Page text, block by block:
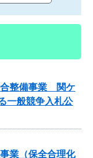
合整備事業 関ケ
一般競争入札公
業（保全合理化